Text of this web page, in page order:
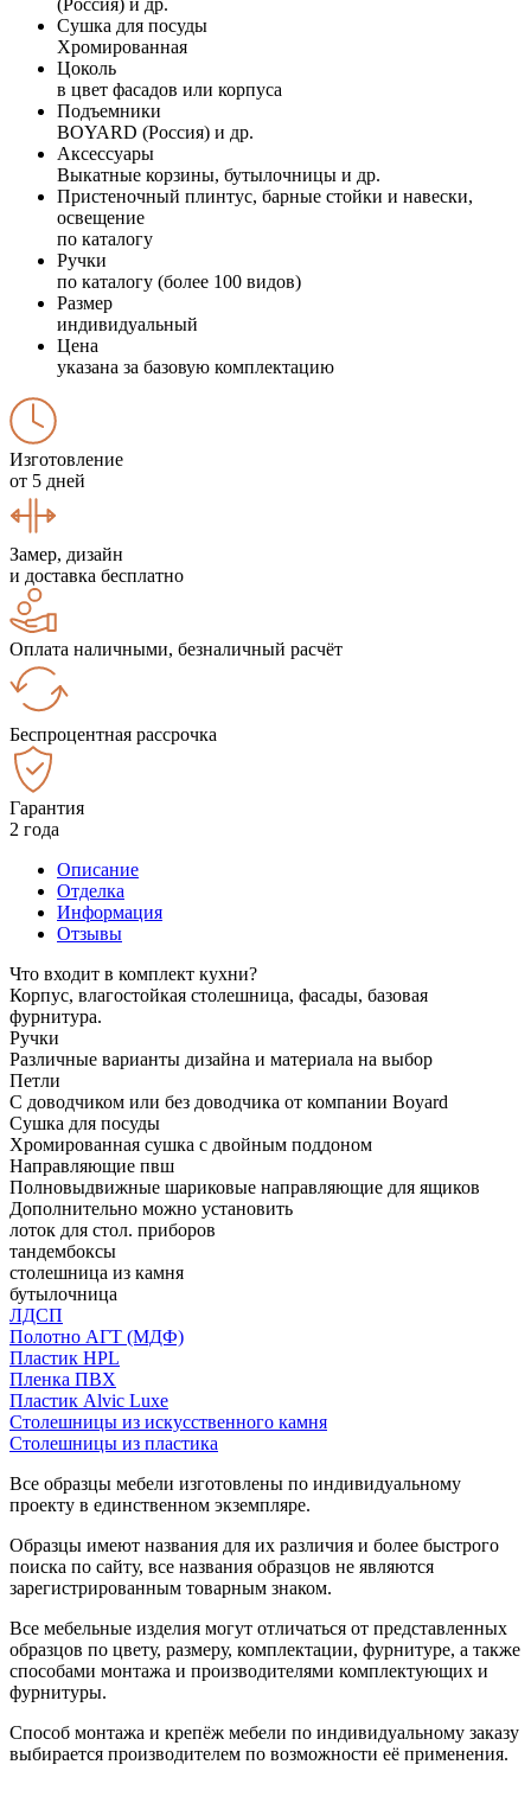
Сушка для посуды
Хромированная
Цоколь
в цвет фасадов или корпуса
Подъемники
BOYARD (Россия) и др.
Аксессуары
Выкатные корзины, бутылочницы и др.
Пристеночный плинтус, барные стойки и навески,
освещение
по каталогу
Ручки
по каталогу (более 100 видов)
Размер
индивидуальный
Цена
указана за базовую комплектацию
Изготовление
от 5 дней
Замер, дизайн
и доставка бесплатно
Оплата наличными, безналичный расчёт
Беспроцентная рассрочка
Гарантия
2 года
Описание
Отделка
Информация
Отзывы
Что входит в комплект кухни?
Корпус, влагостойкая столешница, фасады, базовая
фурнитура.
Ручки
Различные варианты дизайна и материала на выбор
Петли
С доводчиком или без доводчика от компании Boyard
Сушка для посуды
Хромированная сушка с двойным поддоном
Направляющие пвш
Полновыдвижные шариковые направляющие для ящиков
Дополнительно можно установить
лоток для стол. приборов
тандембоксы
столешница из камня
бутылочница
ЛДСП
Полотно АГТ (МДФ)
Пластик HPL
Пленка ПВХ
Пластик Alvic Luxe
Столешницы из искусственного камня
Столешницы из пластика
Все образцы мебели изготовлены по индивидуальному
проекту в единственном экземпляре.
Образцы имеют названия для их различия и более быстрого
поиска по сайту, все названия образцов не являются
зарегистрированным товарным знаком.
Все мебельные изделия могут отличаться от представленных
образцов по цвету, размеру, комплектации, фурнитуре, а также
способами монтажа и производителями комплектующих и
фурнитуры.
Способ монтажа и крепёж мебели по индивидуальному заказу
выбирается производителем по возможности её применения.